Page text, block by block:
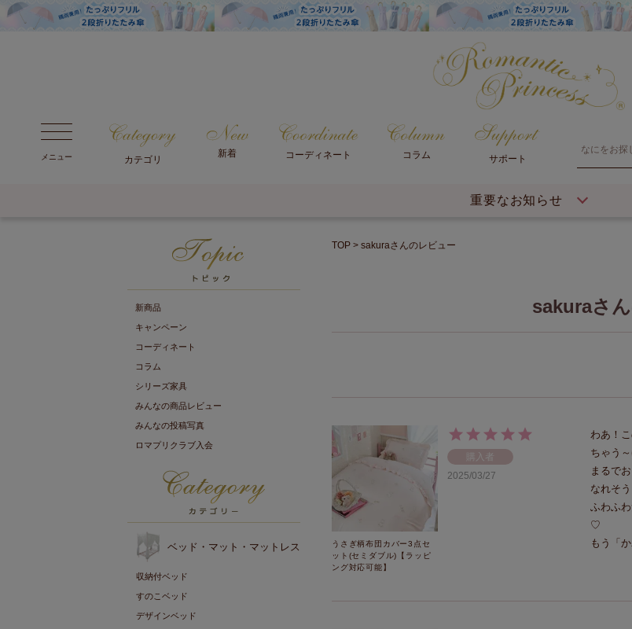
メニュー カテゴリ
新着 コーディネート コラム サポート
重要なお知らせ
新商品
キャンペーン
コーディネート
コラム
シリーズ家具
みんなの商品レビュー
みんなの投稿写真
ロマプリクラブ入会
ベッド・マット・マットレス
収納付ベッド
すのこベッド
デザインベッド
TOP sakuraさんのレビュー
sakuraさ
うさぎ柄布団カバー3点セ
ット(セミダブル)【ラッピ
ング対応可能】
購入者
2025/03/27
わあ！
ちゃう
まるで
なれそ
ふわふ
♡
もう「